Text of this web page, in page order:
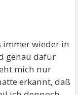
immer wieder in
genau dafür
mich nur
erkannt, daß